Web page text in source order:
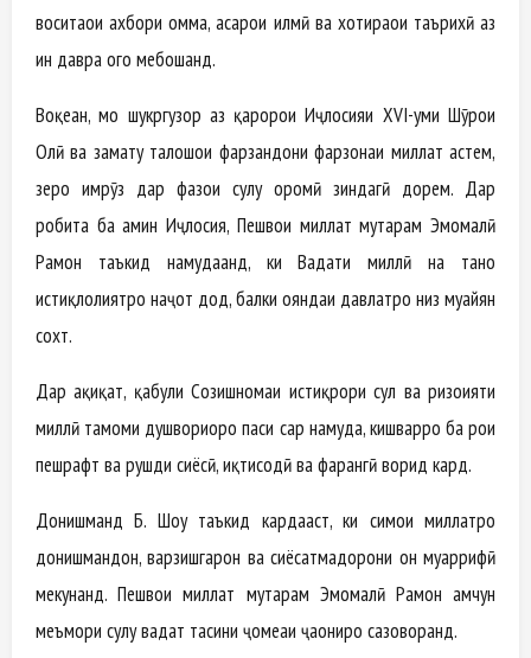
воситаҳои ахбори омма, асарҳои илмӣ ва хотираҳои таърихӣ аз
ин давра огоҳ мебошанд.
Воқеан, мо шукргузор аз қарорҳои Иҷлосияи XVI-уми Шӯрои
Олӣ ва заҳмату талошҳои фарзандони фарзонаи миллат ҳастем,
зеро имрӯз дар фазои сулҳу оромӣ зиндагӣ дорем. Дар
робита ба ҳамин Иҷлосия, Пешвои миллат муҳтарам Эмомалӣ
Раҳмон таъкид намудаанд, ки Ваҳдати миллӣ на танҳо
истиқлолиятро наҷот дод, балки ояндаи давлатро низ муайян
сохт.
Дар ҳақиқат, қабули Созишномаи истиқрори сулҳ ва ризоияти
миллӣ тамоми душвориҳоро паси сар намуда, кишварро ба роҳи
пешрафт ва рушди сиёсӣ, иқтисодӣ ва фарҳангӣ ворид кард.
Донишманд Б. Шоу таъкид кардааст, ки симои миллатро
донишмандон, варзишгарон ва сиёсатмадорони он муаррифӣ
мекунанд. Пешвои миллат муҳтарам Эмомалӣ Раҳмон ҳамчун
меъмори сулҳу ваҳдат таҳсини ҷомеаи ҷаҳониро сазоворанд.